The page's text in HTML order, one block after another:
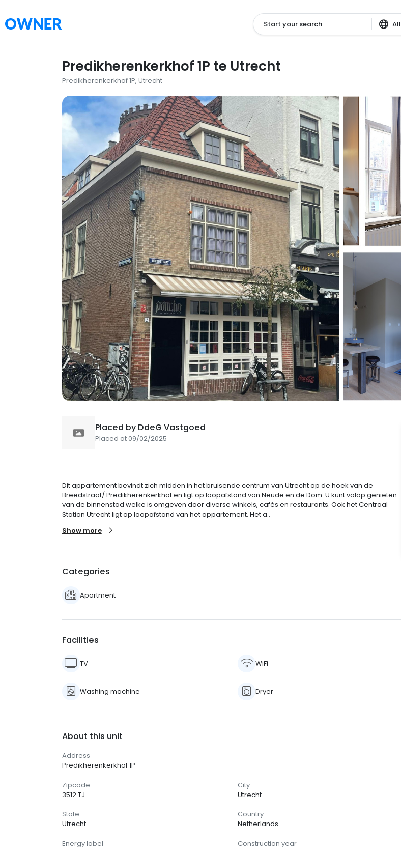
Start your search All
Predikherenkerkhof 1P te Utrecht
Predikherenkerkhof 1P, Utrecht
Placed by DdeG Vastgoed
Placed at 09/02/2025
Dit appartement bevindt zich midden in het bruisende centrum van Utrecht op de hoek van de
Breedstraat/ Predikherenkerkhof en ligt op loopafstand van Neude en de Dom. U kunt volop genieten
van de binnenstad welke is omgeven door diverse winkels, cafés en restaurants. Ook het Centraal
Station Utrecht ligt op loopafstand van het appartement. Het a..
Show more
Categories
Apartment
Facilities
TV WiFi
Washing machine Dryer
About this unit
Address
Predikherenkerkhof 1P
Zipcode
3512 TJ
City
Utrecht
State
Utrecht
Country
Netherlands
Energy label
Construction year